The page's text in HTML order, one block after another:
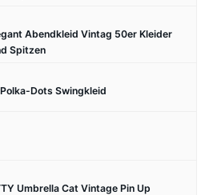
Abendkleid Vintag 50er Kleider
Spitzen
Dots Swingkleid
Umbrella Cat Vintage Pin Up